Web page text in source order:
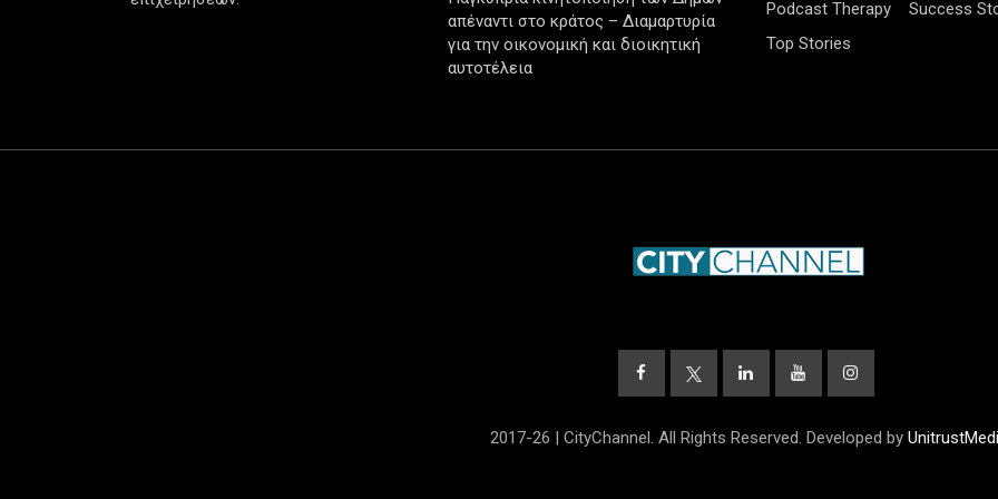
απέναντι στο κράτος – Διαμαρτυρία
για την οικονομική και διοικητική
αυτοτέλεια
Podcast Therapy
Success
Top Stories
2017-26 | CityChannel. All Rights Reserved. Developed by